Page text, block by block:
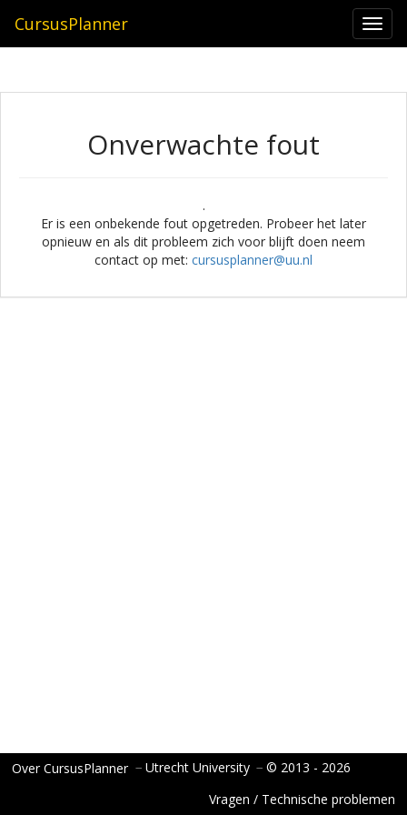
CursusPlanner
Onverwachte fout
.
Er is een onbekende fout opgetreden. Probeer het later
opnieuw en als dit probleem zich voor blijft doen neem
contact op met: cursusplanner@uu.nl
Over CursusPlanner − Utrecht University − © 2013 - 2026
Vragen / Technische problemen